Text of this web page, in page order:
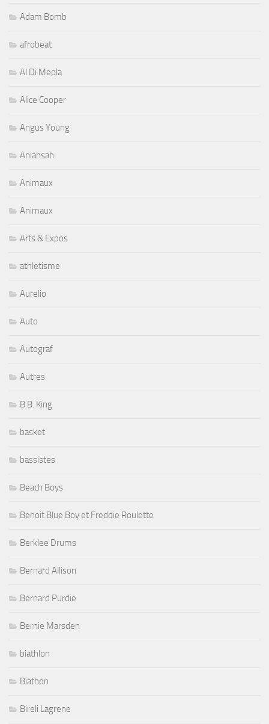
Adam Bomb
afrobeat
Al Di Meola
Alice Cooper
Angus Young
Aniansah
Animaux
Animaux
Arts & Expos
athletisme
Aurelio
Auto
Autograf
Autres
B.B. King
basket
bassistes
Beach Boys
Benoit Blue Boy et Freddie Roulette
Berklee Drums
Bernard Allison
Bernard Purdie
Bernie Marsden
biathlon
Biathon
Bireli Lagrene